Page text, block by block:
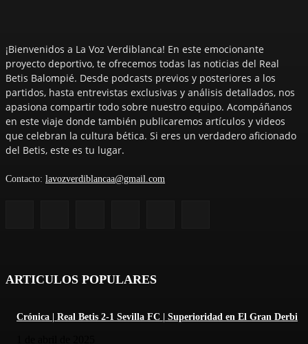
¡Bienvenidos a La Voz Verdiblanca! En este emocionante
proyecto deportivo, te ofrecemos todas las noticias del Real
Betis Balompié. Desde podcasts previos y posteriores a los
partidos, hasta entrevistas exclusivas y análisis detallados, nos
apasiona compartir todo sobre nuestro equipo. Acompáñanos
en este viaje donde también publicaremos artículos y videos
que celebran la cultura bética. Si eres un verdadero aficionado
del Betis, este es tu lugar.
Contacto: lavozverdiblancaa@gmail.com
ARTICULOS POPULARES
Crónica | Real Betis 2-1 Sevilla FC | Superioridad en El Gran Derbi